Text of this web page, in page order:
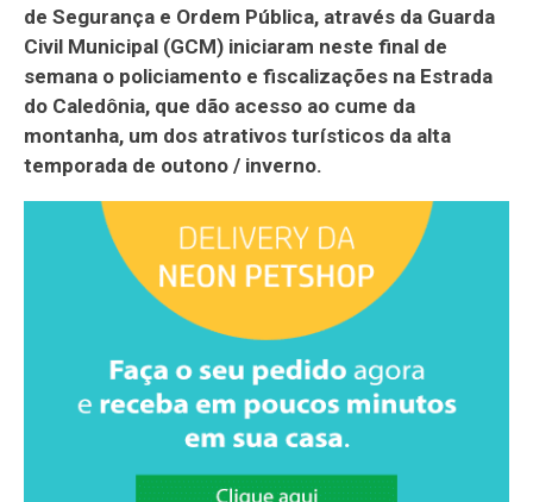
de Segurança e Ordem Pública, através da Guarda
Civil Municipal (GCM) iniciaram neste final de
semana o policiamento e fiscalizações na Estrada
do Caledônia, que dão acesso ao cume da
montanha, um dos atrativos turísticos da alta
temporada de outono / inverno.